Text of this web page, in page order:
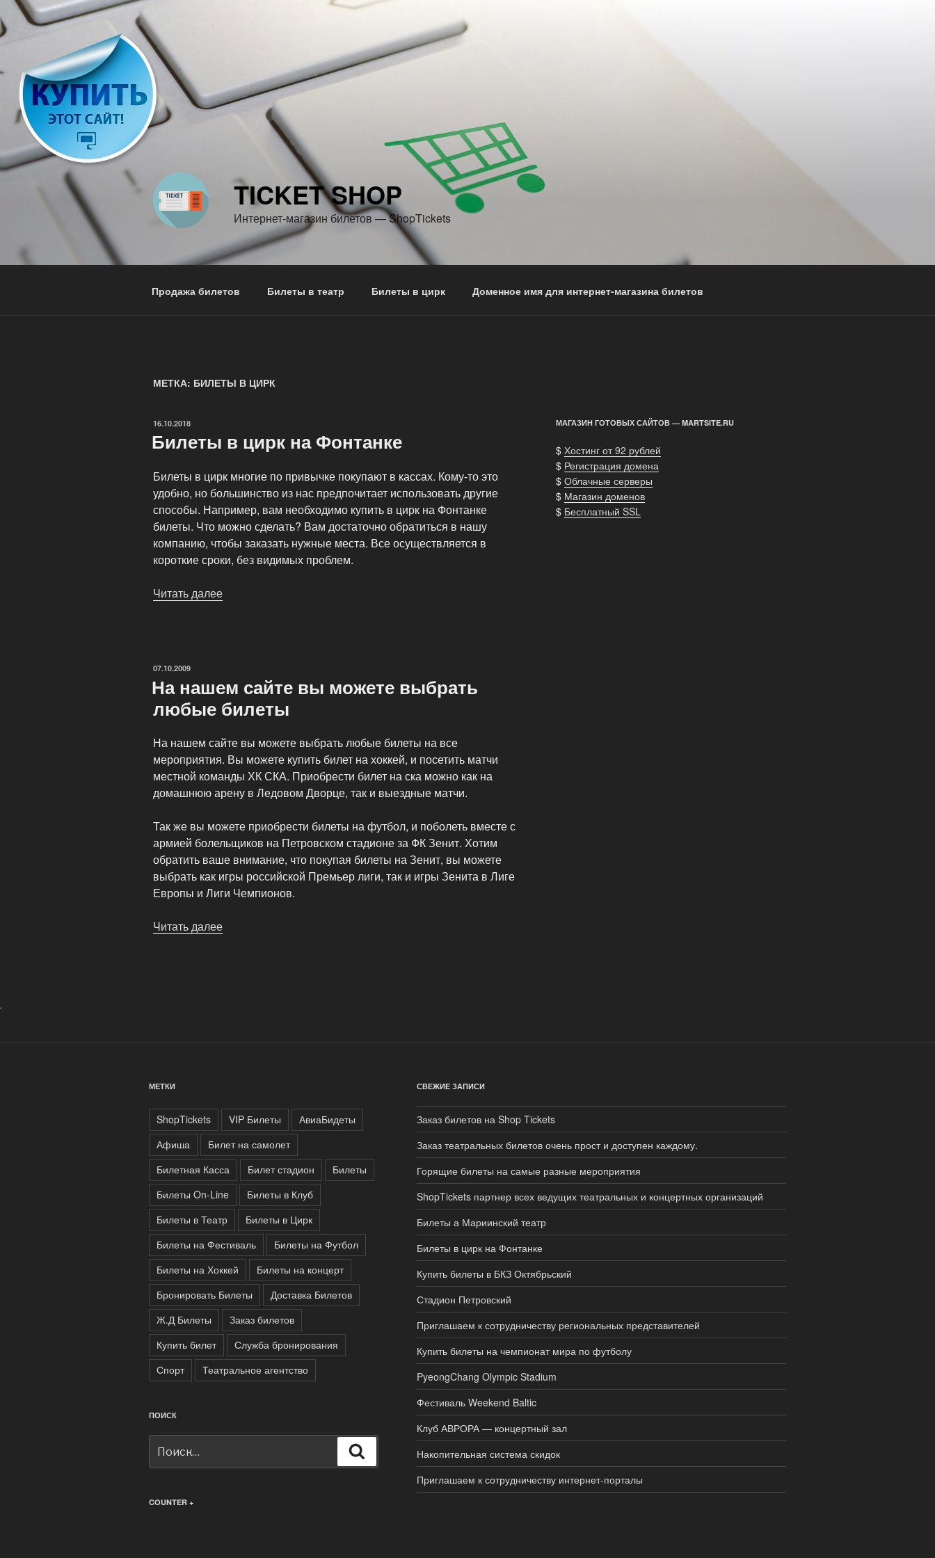
Перейти
к
содержимому
TICKET SHOP
Интернет-магазин билетов — ShopTickets
Продажа билетов Билеты в театр Билеты в цирк Доменное имя для интернет-магазина билетов
МЕТКА: БИЛЕТЫ В ЦИРК
ОПУБЛИКОВАНО
16.10.2018
Билеты в цирк на Фонтанке
Билеты в цирк многие по привычке покупают в кассах. Кому-то это
удобно, но большинство из нас предпочитает использовать другие
способы. Например, вам необходимо купить в цирк на Фонтанке
билеты. Что можно сделать? Вам достаточно обратиться в нашу
компанию, чтобы заказать нужные места. Все осуществляется в
короткие сроки, без видимых проблем.
Читать далее
ОПУБЛИКОВАНО
07.10.2009
На нашем сайте вы можете выбрать
любые билеты
На нашем сайте вы можете выбрать любые билеты на все
мероприятия. Вы можете купить билет на хоккей, и посетить матчи
местной команды ХК СКА. Приобрести билет на ска можно как на
домашнюю арену в Ледовом Дворце, так и выездные матчи.
Так же вы можете приобрести билеты на футбол, и поболеть вместе с
армией болельщиков на Петровском стадионе за ФК Зенит. Хотим
обратить ваше внимание, что покупая билеты на Зенит, вы можете
выбрать как игры российской Премьер лиги, так и игры Зенита в Лиге
Европы и Лиги Чемпионов.
Читать далее
МАГАЗИН ГОТОВЫХ САЙТОВ — MARTSITE.RU
$ Хостинг от 92 рублей
$ Регистрация домена
$ Облачные серверы
$ Магазин доменов
$ Бесплатный SSL
.
МЕТКИ
ShopTickets VIP Билеты
АвиаБидеты
Афиша
Билет на самолет
Билетная Касса
Билет стадион
Билеты
Билеты On-Line
Билеты в Клуб
Билеты в Театр
Билеты в Цирк
Билеты на Фестиваль
Билеты на Футбол
Билеты на Хоккей
Билеты на концерт
Бронировать Билеты
Доставка Билетов
Ж.Д Билеты
Заказ билетов
Купить билет
Служба бронирования
Спорт
Театральное агентство
ПОИСК
COUNTER +
СВЕЖИЕ ЗАПИСИ
Заказ билетов на Shop Tickets
Заказ театральных билетов очень прост и доступен каждому.
Горящие билеты на самые разные мероприятия
ShopTickets партнер всех ведущих театральных и концертных организаций
Билеты а Мариинский театр
Билеты в цирк на Фонтанке
Купить билеты в БКЗ Октябрьский
Стадион Петровский
Приглашаем к сотрудничеству региональных представителей
Купить билеты на чемпионат мира по футболу
PyeongChang Olympic Stadium
Фестиваль Weekend Baltic
Клуб АВРОРА — концертный зал
Накопительная система скидок
Приглашаем к сотрудничеству интернет-порталы